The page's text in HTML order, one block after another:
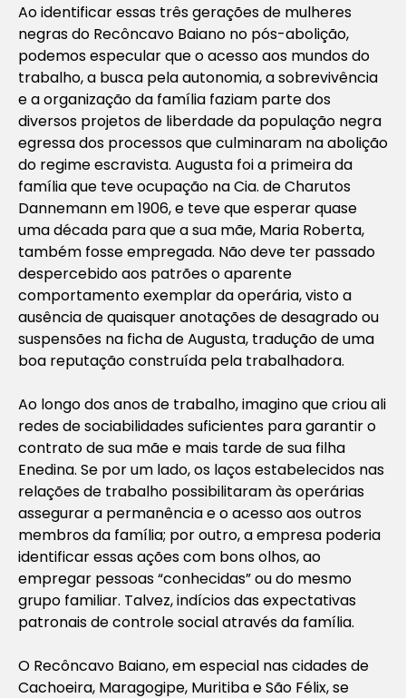
Ao identificar essas três gerações de mulheres
negras do Recôncavo Baiano no pós-abolição,
podemos especular que o acesso aos mundos do
trabalho, a busca pela autonomia, a sobrevivência
e a organização da família faziam parte dos
diversos projetos de liberdade da população negra
egressa dos processos que culminaram na abolição
do regime escravista. Augusta foi a primeira da
família que teve ocupação na Cia. de Charutos
Dannemann em 1906, e teve que esperar quase
uma década para que a sua mãe, Maria Roberta,
também fosse empregada. Não deve ter passado
despercebido aos patrões o aparente
comportamento exemplar da operária, visto a
ausência de quaisquer anotações de desagrado ou
suspensões na ficha de Augusta, tradução de uma
boa reputação construída pela trabalhadora.
Ao longo dos anos de trabalho, imagino que criou ali
redes de sociabilidades suficientes para garantir o
contrato de sua mãe e mais tarde de sua filha
Enedina. Se por um lado, os laços estabelecidos nas
relações de trabalho possibilitaram às operárias
assegurar a permanência e o acesso aos outros
membros da família; por outro, a empresa poderia
identificar essas ações com bons olhos, ao
empregar pessoas “conhecidas” ou do mesmo
grupo familiar. Talvez, indícios das expectativas
patronais de controle social através da família.
O Recôncavo Baiano, em especial nas cidades de
Cachoeira, Maragogipe, Muritiba e São Félix, se